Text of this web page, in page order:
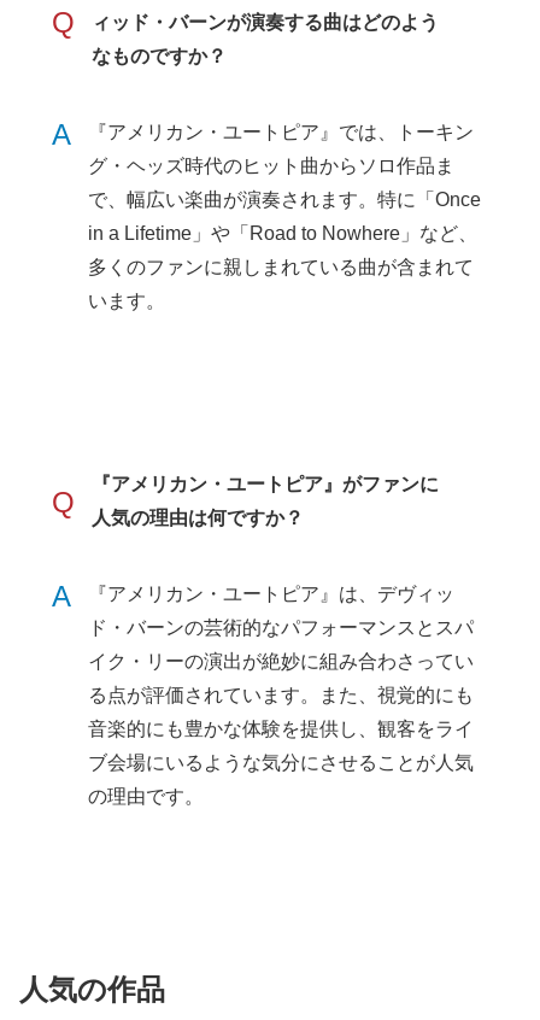
Q
ィッド・バーンが演奏する曲はどのよう
なものですか？
A
『アメリカン・ユートピア』では、トーキン
グ・ヘッズ時代のヒット曲からソロ作品ま
で、幅広い楽曲が演奏されます。特に「Once
in a Lifetime」や「Road to Nowhere」など、
多くのファンに親しまれている曲が含まれて
います。
Q
『アメリカン・ユートピア』がファンに
人気の理由は何ですか？
A
『アメリカン・ユートピア』は、デヴィッ
ド・バーンの芸術的なパフォーマンスとスパ
イク・リーの演出が絶妙に組み合わさってい
る点が評価されています。また、視覚的にも
音楽的にも豊かな体験を提供し、観客をライ
ブ会場にいるような気分にさせることが人気
の理由です。
人気の作品